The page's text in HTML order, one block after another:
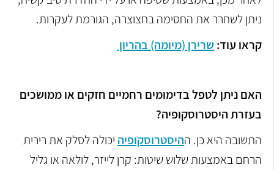
ניתן לשחרר את החסימה בחצוצרה, הגורמת לעקרות.
קראו עוד: שרירן (מיומה) בהריון
האם ניתן לטפל בדימומים רחמיים חזקים או ממושכים
בעזרתהיסטרוסקופיה?
התשובה היא כן. ההיסטרוסקופיה יכולה לסלק את רירית
הרחם באמצעות שלוש שיטות: קרן לייזר, לולאה או גליל